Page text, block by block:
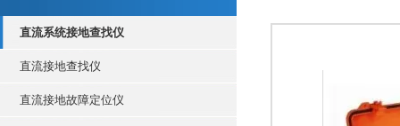
直流系统接地查找仪
直流接地查找仪
直流接地故障定位仪